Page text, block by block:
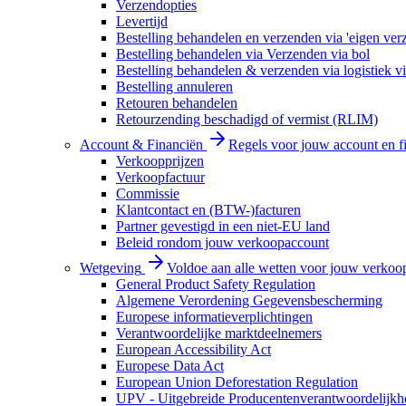
Verzendopties
Levertijd
Bestelling behandelen en verzenden via 'eigen
Bestelling behandelen via Verzenden via bol
Bestelling behandelen & verzenden via logistiek
Bestelling annuleren
Retouren behandelen
Retourzending beschadigd of vermist (RLIM)
Account & Financiën
Regels voor jouw account en
Verkoopprijzen
Verkoopfactuur
Commissie
Klantcontact en (BTW-)facturen
Partner gevestigd in een niet-EU land
Beleid rondom jouw verkoopaccount
Wetgeving
Voldoe aan alle wetten voor jouw
General Product Safety Regulation
Algemene Verordening Gegevensbescherming
Europese informatieverplichtingen
Verantwoordelijke marktdeelnemers
European Accessibility Act
Europese Data Act
European Union Deforestation Regulation
UPV - Uitgebreide